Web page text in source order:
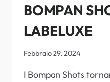
BOMPAN
LABELUXE
Febbraio 29, 2024
I Bompan Shots